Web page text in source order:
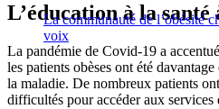
La communauté de l’obésité
voix
L’éducation à la santé
La pandémie de Covid-19 a
les patients obèses ont été
la maladie. De nombreux patients
difficultés pour accéder aux services